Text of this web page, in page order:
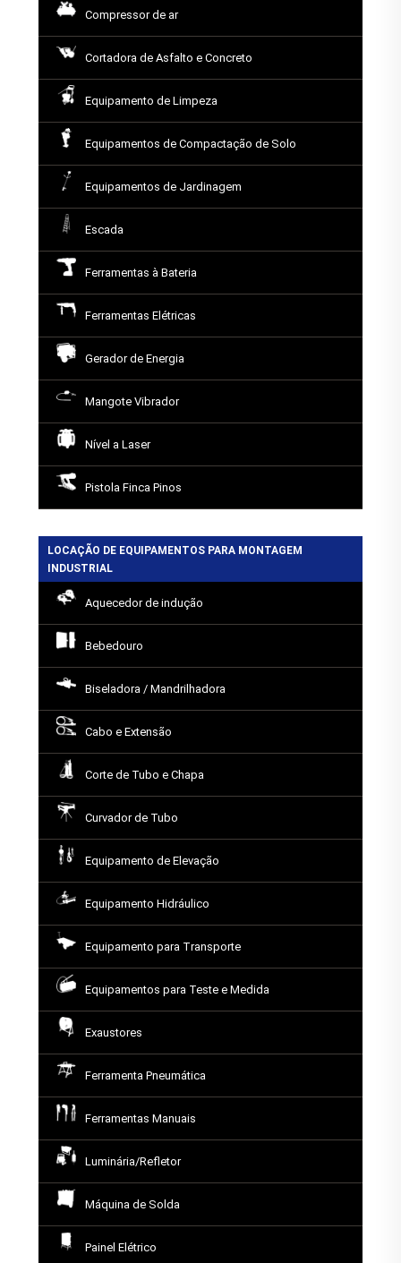
Compressor de ar
Cortadora de Asfalto e Concreto
Equipamento de Limpeza
Equipamentos de Compactação de Solo
Equipamentos de Jardinagem
Escada
Ferramentas à Bateria
Ferramentas Elétricas
Gerador de Energia
Mangote Vibrador
Nível a Laser
Pistola Finca Pinos
LOCAÇÃO DE EQUIPAMENTOS PARA MONTAGEM
INDUSTRIAL
Aquecedor de indução
Bebedouro
Biseladora / Mandrilhadora
Cabo e Extensão
Corte de Tubo e Chapa
Curvador de Tubo
Equipamento de Elevação
Equipamento Hidráulico
Equipamento para Transporte
Equipamentos para Teste e Medida
Exaustores
Ferramenta Pneumática
Ferramentas Manuais
Luminária/Refletor
Máquina de Solda
Painel Elétrico